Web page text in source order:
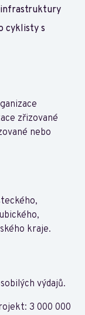
infrastruktury
cyklisty s
zřizované
nebo
kraje.
výdajů.
3 000 000